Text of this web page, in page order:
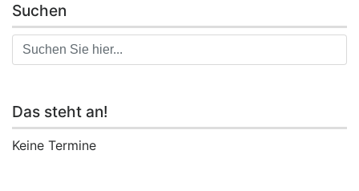
Suchen
Das steht an!
Keine Termine